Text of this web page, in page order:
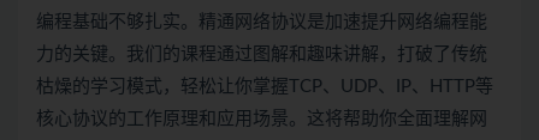
编程基础不够扎实。精通网络协议是加速提升网络编程能
力的关键。我们的课程通过图解和趣味讲解，打破了传统
枯燥的学习模式，轻松让你掌握TCP、UDP、IP、HTTP等
核心协议的工作原理和应用场景。这将帮助你全面理解网